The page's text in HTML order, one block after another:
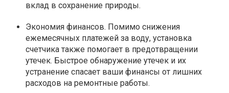
вклад в сохранение природы.
Экономия финансов. Помимо снижения
ежемесячных платежей за воду, установка
счетчика также помогает в предотвращении
утечек. Быстрое обнаружение утечек и их
устранение спасает ваши финансы от лишних
расходов на ремонтные работы.